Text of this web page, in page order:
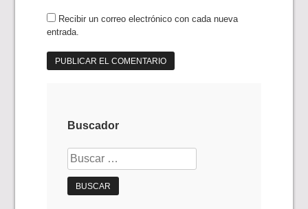
Recibir un correo electrónico con cada nueva
entrada.
Buscador
Buscar: